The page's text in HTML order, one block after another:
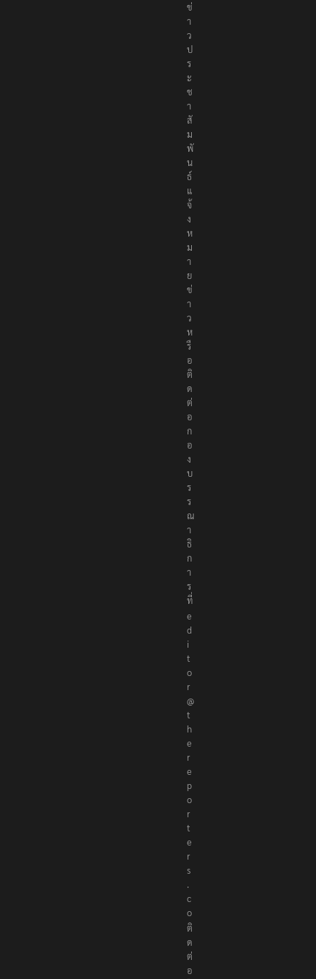
ข่
า
ว
ป
ร
ะ
ช
า
สั
ม
พั
น
ธ์
แ
จ้
ง
ห
ม
า
ย
ข่
า
ว
ห
รื
อ
ติ
ด
ต่
อ
ก
อ
ง
บ
ร
ร
ณ
า
ธิ
ก
า
ร
ที่
e
d
i
t
o
r
@
t
h
e
r
e
p
o
r
t
e
r
s
.
c
o
ติ
ด
ต่
อ